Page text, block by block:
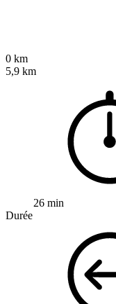
0 km
5,9 km
26 min
Durée